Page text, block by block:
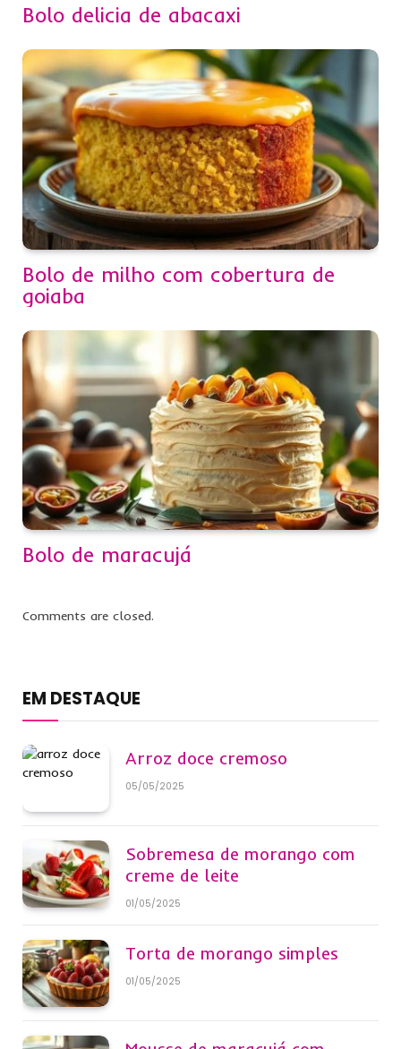
Bolo delicia de abacaxi
Bolo de milho com cobertura de
goiaba
Bolo de maracujá
Comments are closed.
EM DESTAQUE
Arroz doce cremoso
05/05/2025
Sobremesa de morango com
creme de leite
01/05/2025
Torta de morango simples
01/05/2025